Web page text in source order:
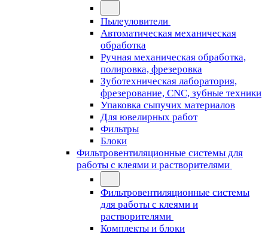
Пылеуловители
Автоматическая механическая
обработка
Ручная механическая обработка,
полировка, фрезеровка
Зуботехническая лаборатория,
фрезерование, CNC, зубные техники
Упаковка сыпучих материалов
Для ювелирных работ
Фильтры
Блоки
Фильтровентиляционные системы для
работы с клеями и растворителями
Фильтровентиляционные системы
для работы с клеями и
растворителями
Комплекты и блоки